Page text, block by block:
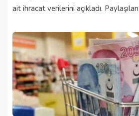
ait ihracat verilerini açıkladı. Paylaşılan